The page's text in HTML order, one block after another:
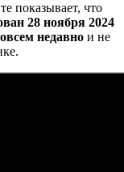
показывает, что
28 ноября 2024
недавно и не